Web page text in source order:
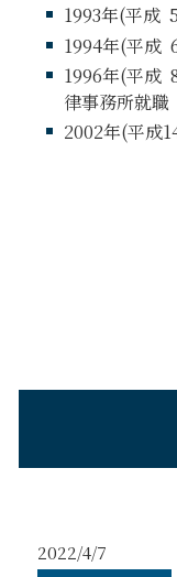
1993年(平成 5
1994年(平成
1996年(平成
律事務所就職
2002年(平成
2022/4/7